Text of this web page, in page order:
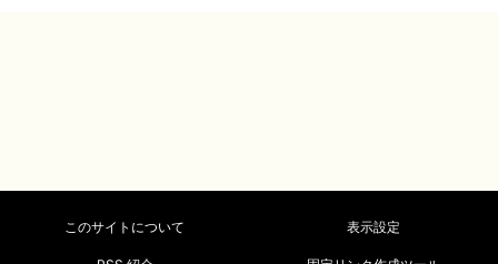
このサイトについて 表示設定